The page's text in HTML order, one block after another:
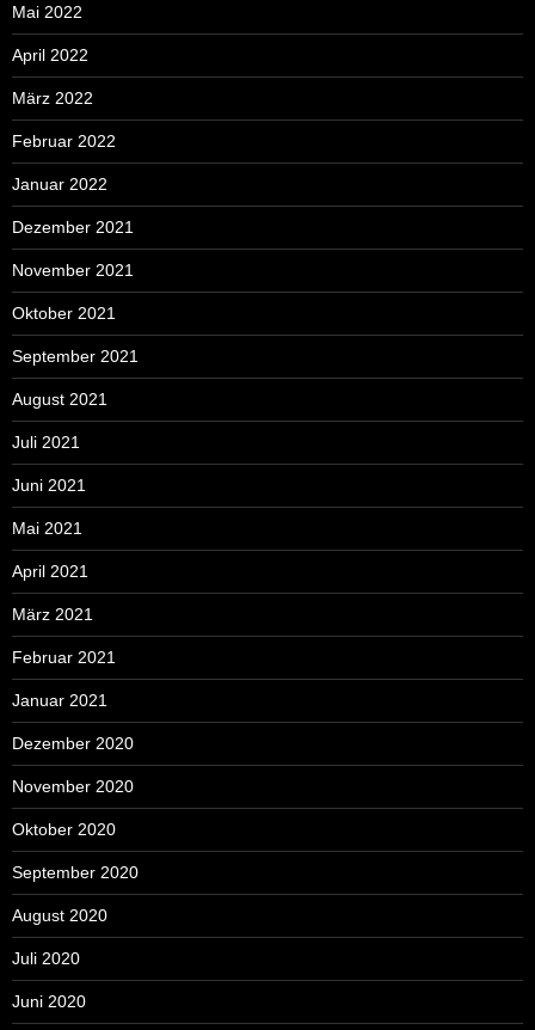
Mai 2022
April 2022
März 2022
Februar 2022
Januar 2022
Dezember 2021
November 2021
Oktober 2021
September 2021
August 2021
Juli 2021
Juni 2021
Mai 2021
April 2021
März 2021
Februar 2021
Januar 2021
Dezember 2020
November 2020
Oktober 2020
September 2020
August 2020
Juli 2020
Juni 2020